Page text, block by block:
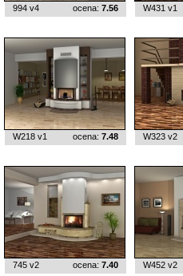
994 v4 ocena: 7.56 W431 v1
W218 v1 ocena: 7.48 W323 v2
745 v2 ocena: 7.40 W452 v2